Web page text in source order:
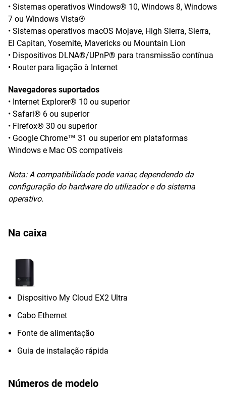
• Sistemas operativos Windows® 10, Windows 8, Windows
7 ou Windows Vista®
• Sistemas operativos macOS Mojave, High Sierra, Sierra,
El Capitan, Yosemite, Mavericks ou Mountain Lion
• Dispositivos DLNA®/UPnP® para transmissão contínua
• Router para ligação à Internet
Navegadores suportados
• Internet Explorer® 10 ou superior
• Safari® 6 ou superior
• Firefox® 30 ou superior
• Google Chrome™ 31 ou superior em plataformas
Windows e Mac OS compatíveis
Nota: A compatibilidade pode variar, dependendo da
configuração do hardware do utilizador e do sistema
operativo.
Na caixa
Dispositivo My Cloud EX2 Ultra
Cabo Ethernet
Fonte de alimentação
Guia de instalação rápida
Números de modelo